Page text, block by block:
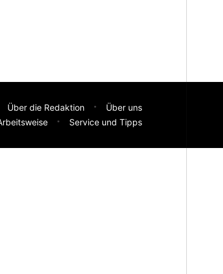
Über die Redaktion
Über uns
Service und Tipps